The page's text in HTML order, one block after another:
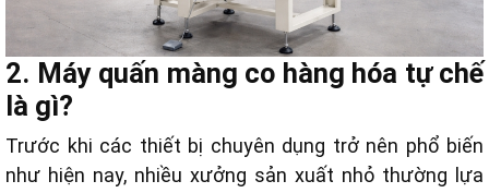
2. Máy quấn màng co hàng hóa tự chế
là gì?
Trước khi các thiết bị chuyên dụng trở nên phổ biến
như hiện nay, nhiều xưởng sản xuất nhỏ thường lựa